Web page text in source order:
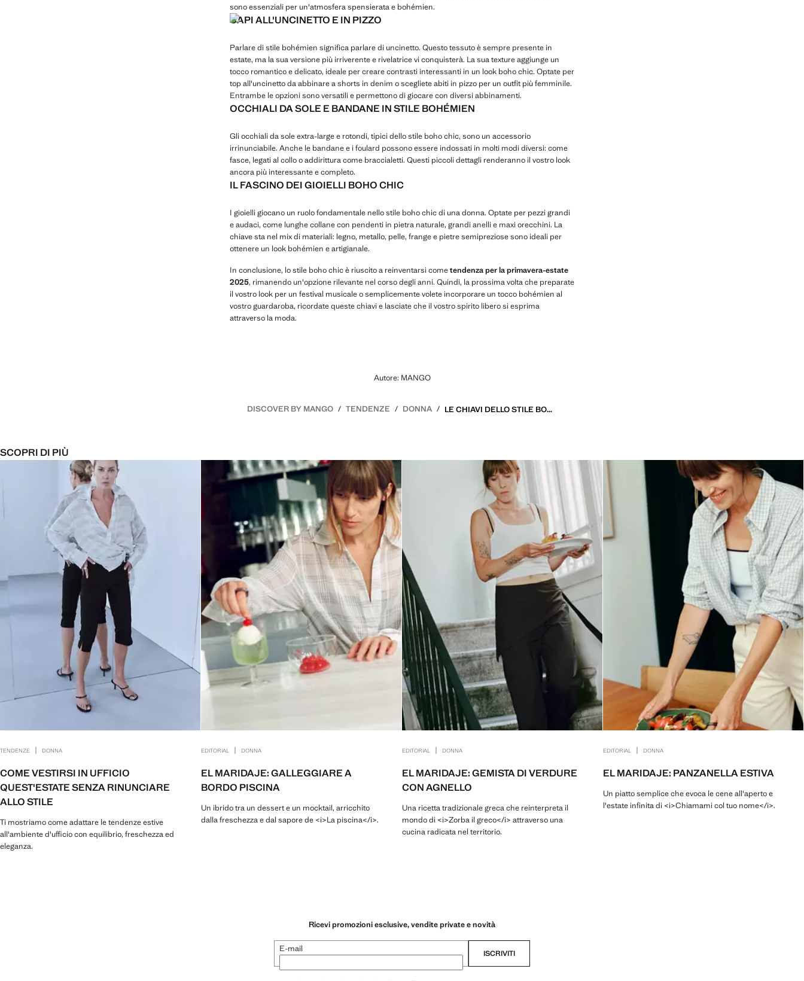
sono essenziali per un'atmosfera spensierata e bohémien.
CAPI ALL'UNCINETTO E IN PIZZO
Parlare di stile bohémien significa parlare di uncinetto. Questo tessuto è sempre presente in
estate, ma la sua versione più irriverente e rivelatrice vi conquisterà. La sua texture aggiunge un
tocco romantico e delicato, ideale per creare contrasti interessanti in un look boho chic. Optate per
top all'uncinetto da abbinare a shorts in denim o scegliete abiti in pizzo per un outfit più femminile.
Entrambe le opzioni sono versatili e permettono di giocare con diversi abbinamenti.
OCCHIALI DA SOLE E BANDANE IN STILE BOHÉMIEN
Gli occhiali da sole extra-large e rotondi, tipici dello stile boho chic, sono un accessorio
irrinunciabile. Anche le bandane e i foulard possono essere indossati in molti modi diversi: come
fasce, legati al collo o addirittura come braccialetti. Questi piccoli dettagli renderanno il vostro look
ancora più interessante e completo.
IL FASCINO DEI GIOIELLI BOHO CHIC
I gioielli giocano un ruolo fondamentale nello stile boho chic di una donna. Optate per pezzi grandi
e audaci, come lunghe collane con pendenti in pietra naturale, grandi anelli e maxi orecchini. La
chiave sta nel mix di materiali: legno, metallo, pelle, frange e pietre semipreziose sono ideali per
ottenere un look bohémien e artigianale.
In conclusione, lo stile boho chic è riuscito a reinventarsi cometendenza per la primavera-estate
2025, rimanendo un'opzione rilevante nel corso degli anni. Quindi, la prossima volta che preparate
il vostro look per un festival musicale o semplicemente volete incorporare un tocco bohémien al
vostro guardaroba, ricordate queste chiavi e lasciate che il vostro spirito libero si esprima
attraverso la moda.
Autore: MANGO
DISCOVER BY MANGO TENDENZE DONNA LE CHIAVI DELLO STILE BOHO CHIC, UNA TENDENZA CHE SI STA REINVENTANDO
SCOPRI DI PIÙ
TENDENZE | DONNA
COME VESTIRSI IN UFFICIO
QUEST'ESTATE SENZA RINUNCIARE
ALLO STILE
Ti mostriamo come adattare le tendenze estive
all'ambiente d'ufficio con equilibrio, freschezza ed
eleganza.
EDITORIAL | DONNA
EL MARIDAJE: GALLEGGIARE A
BORDO PISCINA
Un ibrido tra un dessert e un mocktail, arricchito
dalla freschezza e dal sapore de <i>La piscina</i>.
EDITORIAL | DONNA
EL MARIDAJE: GEMISTA DI VERDURE
CON AGNELLO
Una ricetta tradizionale greca che reinterpreta il
mondo di <i>Zorba il greco</i> attraverso una
cucina radicata nel territorio.
EDITORIAL | DONNA
EL MARIDAJE: PANZANELLA ESTIVA
Un piatto semplice che evoca le cene all'aperto e
l'estate infinita di <i>Chiamami col tuo nome</i>.
Ricevi promozioni esclusive, vendite private e novità
E-mail ISCRIVITI